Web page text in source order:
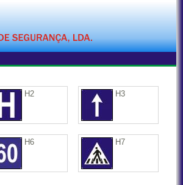
H2 H3
H6 H7